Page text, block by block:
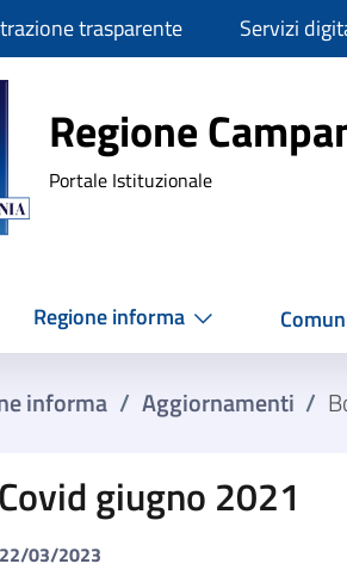
trasparente Servizi
Regione
Regione
Portale Istituzionale
Regione informa
informa / Aggiornamenti /
giugno 2021
22/03/2023